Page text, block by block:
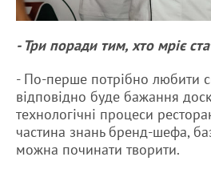
- Три поради тим, хто мріє
- По-перше потрібно любити
відповідно буде бажання
технологічні процеси
частина знань бренд-шефа,
можна починати творити.